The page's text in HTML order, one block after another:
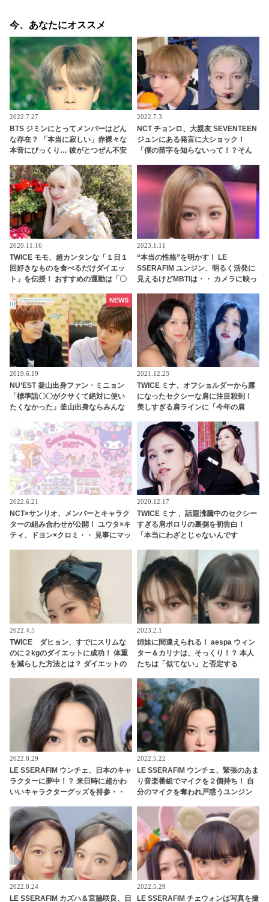
今、あなたにオススメ
2022.7.27
BTS ジミンにとってメンバーはどん
な存在？ 「本当に寂しい」赤裸々な
本音にびっくり… 彼がとつぜん不安
2022.7.3
NCT チョンロ、大親友 SEVENTEEN
ジュンにある発言に大ショック！
「僕の苗字を知らないって！？そん
る姿がかわいすぎる
2020.11.16
TWICE モモ、超カンタンな「１日１
回好きなものを食べるだけダイエッ
ト」を伝授！ おすすめの運動は「〇
2023.1.11
“本当の性格”を明かす！ LE
SSERAFIM ユンジン、明るく活発に
見えるけどMBTIは・・ カメラに映っ
内とは？
2019.6.19
NU’EST 釜山出身ファン・ミニョン
「標準語〇〇がクサくて絶対に使い
たくなかった」釜山出身ならみんな
は？
NEWS
2021.12.23
TWICE ミナ、オフショルダーから露
になったセクシーな肩に注目殺到！
美しすぎる肩ラインに「今年の肩
2022.6.21
NCT×サンリオ、メンバーとキャラク
ターの組み合わせが公開！ ユウタ×キ
ティ、ドヨン×クロミ・・ 見事にマッ
2020.12.17
TWICE ミナ 、話題沸騰中のセクシー
すぎる肩ポロリの裏側を初告白！
「本当にわざとじゃないんです
真相とは？
2022.4.5
TWICE ダヒョン、すでにスリムな
のに２kgのダイエットに成功！ 体重
を減らした方法とは？ ダイエットの
2023.2.1
姉妹に間違えられる！ aespa ウィン
ター＆カリナは、そっくり！？ 本人
たちは「似てない」と否定する
事が頻発
2022.8.29
LE SSERAFIM ウンチェ、日本のキャ
ラクターに夢中！？ 来日時に超かわ
いいキャラクターグッズを持参・・
タリなかわいすぎるアイテムにくぎ
づけ
2022.5.22
LE SSERAFIM ウンチェ、緊張のあま
り音楽番組でマイクを２個持ち！ 自
分のマイクを奪われ戸惑うユンジン
2022.8.24
LE SSERAFIM カズハ＆宮脇咲良、日
2022.5.29
LE SSERAFIM チェウォンは写真を撮